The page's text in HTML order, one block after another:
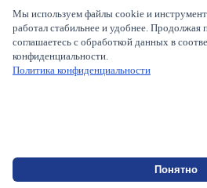
© 2026 Afforto. Все права защищены.
Главная
Услуги
Политика конфиденциальности
Мы используем файлы cookie и
работал стабильнее и удобнее. Продолжая
соглашаетесь с обработкой данных в
конфиденциальности.
Политика конфиденциальности
Понятно